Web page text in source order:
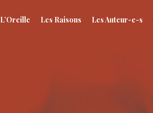
L’Oreille Les Raisons Les Auteur-e-s